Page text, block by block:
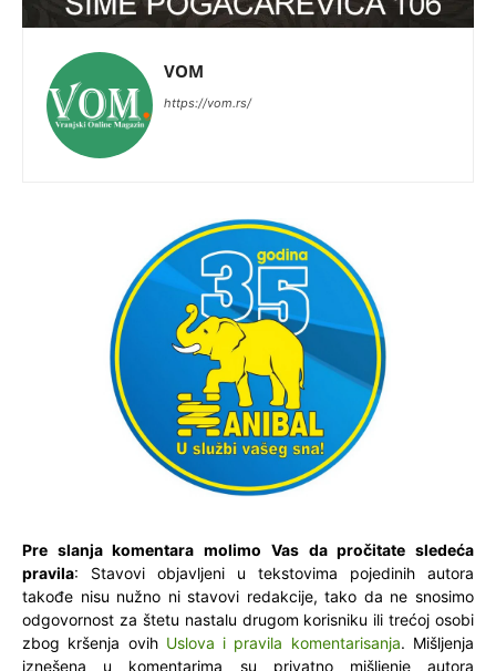
VOM
https://vom.rs/
Pre slanja komentara molimo Vas da pročitate sledeća
pravila: Stavovi objavljeni u tekstovima pojedinih autora
takođe nisu nužno ni stavovi redakcije, tako da ne snosimo
odgovornost za štetu nastalu drugom korisniku ili trećoj osobi
zbog kršenja ovih Uslova i pravila komentarisanja. Mišljenja
iznešena u komentarima su privatno mišljenje autora